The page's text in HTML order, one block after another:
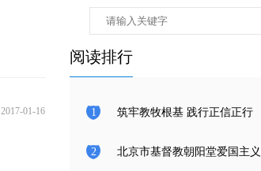
2017-01-16
阅读排行
1 筑牢教牧根基 践行正信正行
2